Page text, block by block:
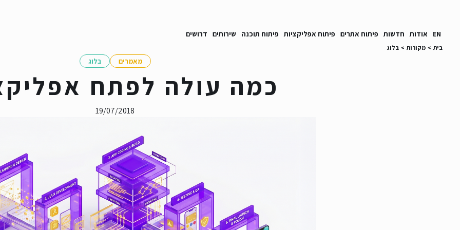
דרושים שירותים פיתוח תוכנה פיתוח אפליקציות פיתוח אתרים חדשות אודות EN
בלוג > מקורות > בית
בלוג מאמרים
כמה עולה לפתח
19/07/2018